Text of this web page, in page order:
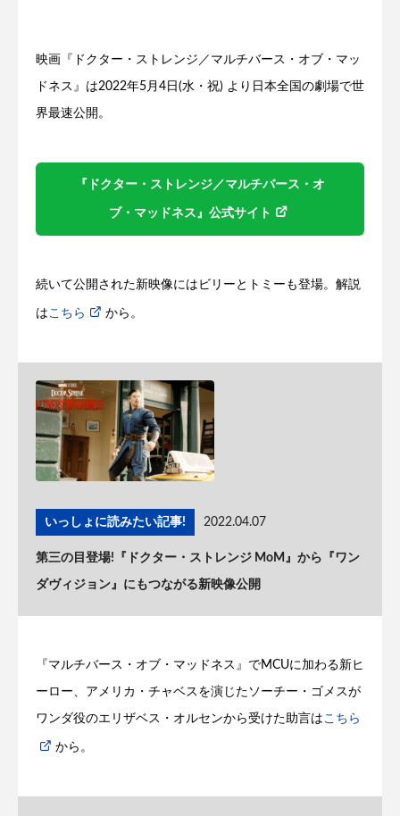
映画『ドクター・ストレンジ／マルチバース・オブ・マッ
ドネス』は2022年5月4日(水・祝) より日本全国の劇場で世
界最速公開。
『ドクター・ストレンジ／マルチバース・オ
ブ・マッドネス』公式サイト
続いて公開された新映像にはビリーとトミーも登場。解説
はこちら から。
いっしょに読みたい記事! 2022.04.07
第三の目登場!『ドクター・ストレンジ MoM』から『ワン
ダヴィジョン』にもつながる新映像公開
『マルチバース・オブ・マッドネス』でMCUに加わる新ヒ
ーロー、アメリカ・チャベスを演じたソーチー・ゴメスが
ワンダ役のエリザベス・オルセンから受けた助言は こちら
から。